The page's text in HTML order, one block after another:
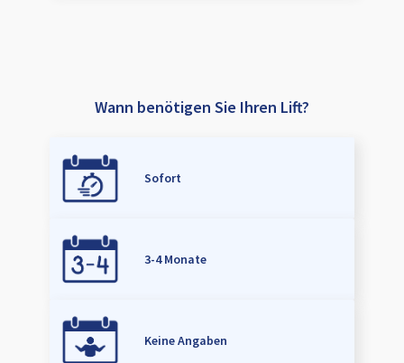
Wann benötigen Sie Ihren Lift?
Sofort
3-4 Monate
Keine Angaben